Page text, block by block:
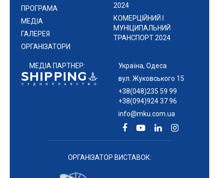
ПРОГРАМА
МЕДІА
ГАЛЕРЕЯ
ОРГАНІЗАТОРИ
2024
КОМЕРЦІЙНИЙ І
МУНІЦИПАЛЬНИЙ
ТРАНСПОРТ 2024
МЕДІА ПАРТНЕР:
Україна, Одеса
вул. Жуковського 15
+38(048)235 59 99
+38(094)924 37 96
info@mku.com.ua
ОРГАНІЗАТОР ВИСТАВОК: